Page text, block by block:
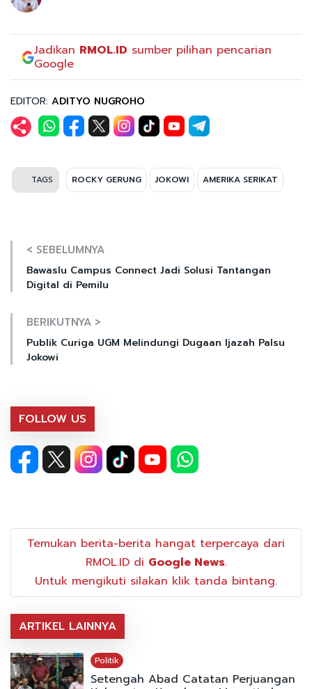
Jadikan RMOL.ID sumber pilihan pencarian
Google
EDITOR: ADITYO NUGROHO
TAGS ROCKY GERUNG JOKOWI AMERIKA SERIKAT
< SEBELUMNYA
Bawaslu Campus Connect Jadi Solusi Tantangan
Digital di Pemilu
BERIKUTNYA >
Publik Curiga UGM Melindungi Dugaan Ijazah Palsu
Jokowi
FOLLOW US
Temukan berita-berita hangat terpercaya dari
RMOL.ID di Google News.
Untuk mengikuti silakan klik tanda bintang.
ARTIKEL LAINNYA
Politik
Setengah Abad Catatan Perjuangan